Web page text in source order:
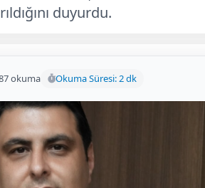
duyurdu.
okuma Okuma Süresi: 2 dk